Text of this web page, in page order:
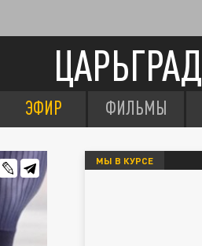
ЦАРЬГРАД
ЭФИР ФИЛЬМЫ
МЫ В КУРСЕ